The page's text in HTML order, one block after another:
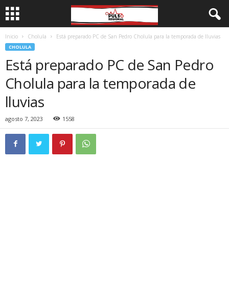
Inicio Cholula Está preparado PC de San Pedro Cholula para la temporada de lluvias
CHOLULA
Está preparado PC de San Pedro
Cholula para la temporada de
lluvias
agosto 7, 2023 1558